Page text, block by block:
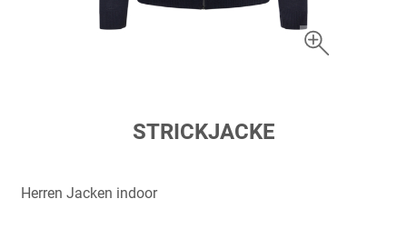
springen
STRICKJACKE
Herren Jacken indoor